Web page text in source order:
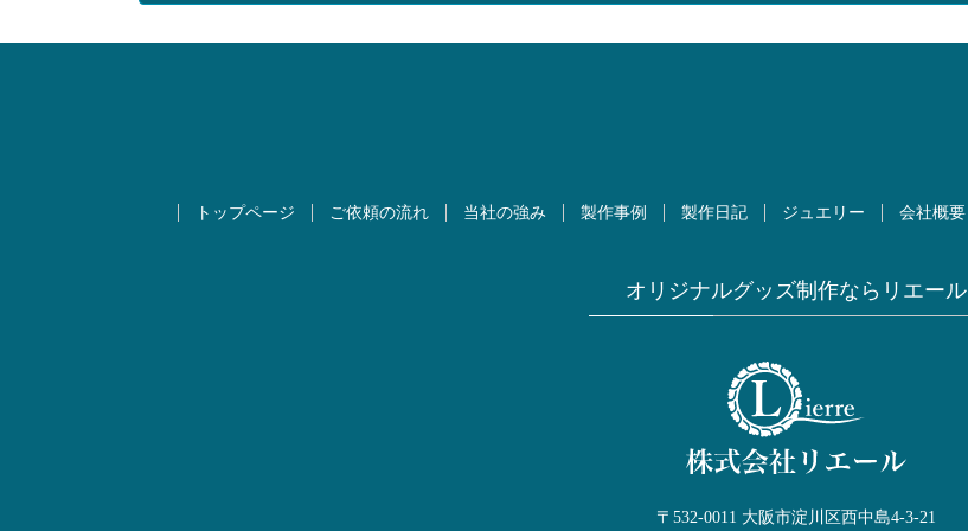
トップページ ご依頼の流れ 当社の強み 製作事例 製作日記 ジュエリー 会社概要
オリジナルグッズ制作ならリエール
〒532-0011 大阪市淀川区西中島4-3-21